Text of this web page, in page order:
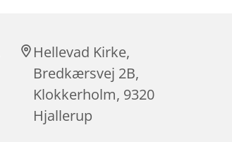
Hellevad Kirke,
Bredkærsvej 2B,
Klokkerholm, 9320
Hjallerup